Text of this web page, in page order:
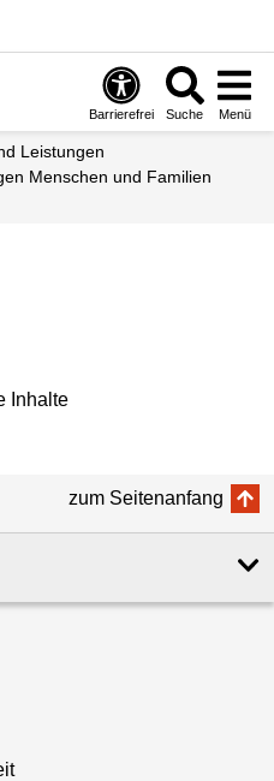
Barrierefrei Suche Menü
Leistungen
Menschen und Familien
Inhalte
zum Seitenanfang